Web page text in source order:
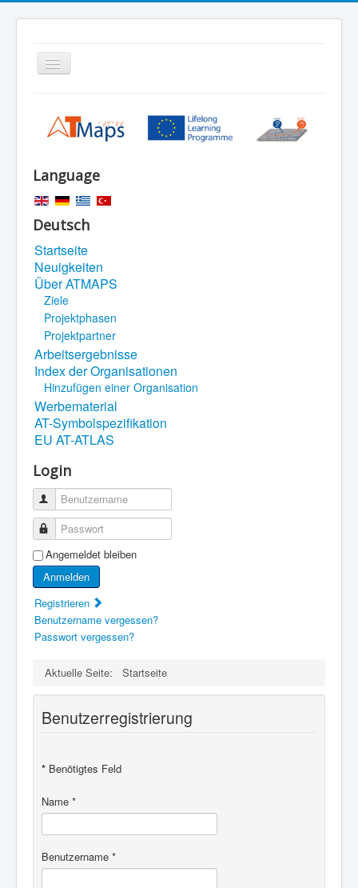
Navigation
an/aus
Search
Legal Notice
Language
Deutsch
Startseite
Neuigkeiten
Über ATMAPS
Ziele
Projektphasen
Projektpartner
Arbeitsergebnisse
Index der Organisationen
Hinzufügen einer Organisation
Werbematerial
AT-Symbolspezifikation
EU AT-ATLAS
Login
Benutzername
Passwort
Angemeldet bleiben
Anmelden
Registrieren
Benutzername vergessen?
Passwort vergessen?
Aktuelle Seite: Startseite
Benutzerregistrierung
* Benötigtes Feld
Name *
Benutzername *